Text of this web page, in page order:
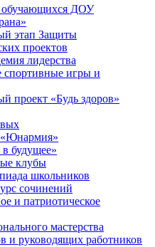
обучающихся ДОУ
этап Защиты
проектов
лидерства
спортивные игры и
проект «Будь здоров»
будущее»
клубы
школьников
сочинений
и патриотическое
мастерства
и руководящих работников